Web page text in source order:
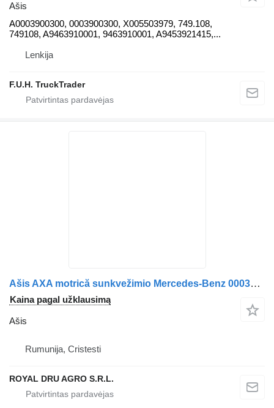
Ašis
A0003900300, 0003900300, X005503979, 749.108,
749108, A9463910001, 9463910001, A9453921415,...
Lenkija
F.U.H. TruckTrader
Ašis AXA motrică sunkvežimio Mercedes-Benz 0003500400 / 9423516601 / A0003500400 / A9423516601 / 9423530107 / A9423530107 / A9423500234 / 9423500234
Kaina pagal užklausimą
Ašis
Rumunija, Cristesti
ROYAL DRU AGRO S.R.L.